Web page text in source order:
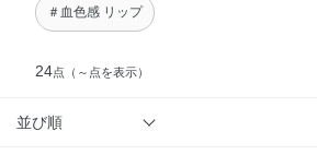
＃血色感 リップ
24点 （～点を表示）
並び順